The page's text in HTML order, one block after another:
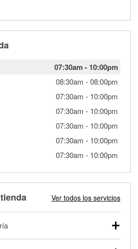
07:30am- 10:00pm
08:30am -08:00pm
07:30am - 10:00pm
07:30am - 10:00pm
07:30am - 10:00pm
07:30am - 10:00pm
07:30am - 10:00pm
Ver todos los servicios